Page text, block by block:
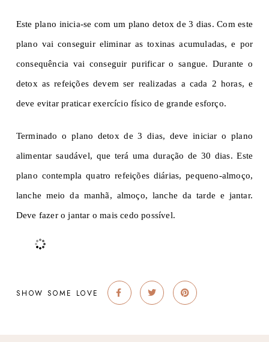
Este plano inicia-se com um plano detox de 3 dias. Com este
plano vai conseguir eliminar as toxinas acumuladas, e por
consequência vai conseguir purificar o sangue. Durante o
detox as refeições devem ser realizadas a cada 2 horas, e
deve evitar praticar exercício físico de grande esforço.
Terminado o plano detox de 3 dias, deve iniciar o plano
alimentar saudável, que terá uma duração de 30 dias. Este
plano contempla quatro refeições diárias, pequeno-almoço,
lanche meio da manhã, almoço, lanche da tarde e jantar.
Deve fazer o jantar o mais cedo possível.
SHOW SOME LOVE